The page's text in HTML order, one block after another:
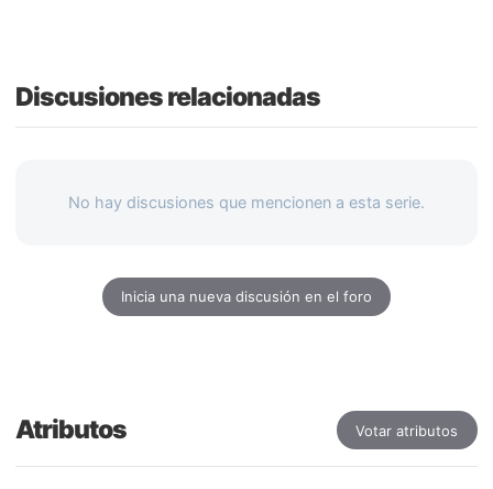
Discusiones relacionadas
No hay discusiones que mencionen a esta serie.
Inicia una nueva discusión en el foro
Atributos Votar atributos